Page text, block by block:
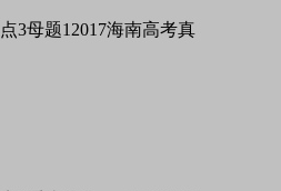
3母题12017海南高考真